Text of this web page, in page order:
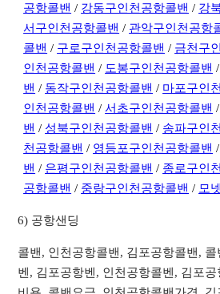
공항콜밴 / 강동구인천공항콜밴 / 강
서구인천공항콜밴 / 관악구인천공항
콜밴 / 구로구인천공항콜밴 / 금천구
인천공항콜밴 / 도봉구인천공항콜밴 /
밴 / 동작구인천공항콜밴 / 마포구인
인천공항콜밴 /서초구인천공항콜밴 /
밴 / 성북구인천공항콜밴 / 송파구인
천공항콜밴 / 영등포구인천공항콜밴 /
밴 / 은평구인천공항콜밴 / 종로구인
공항콜밴 / 중랑구인천공항콜밴 / 모
6) 공항샌딩
콜밴, 인천공항콜밴, 김포공항콜밴,
벤, 김포공항벤, 인천공항콜벤, 김포